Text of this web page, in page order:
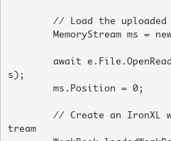
s);
tream